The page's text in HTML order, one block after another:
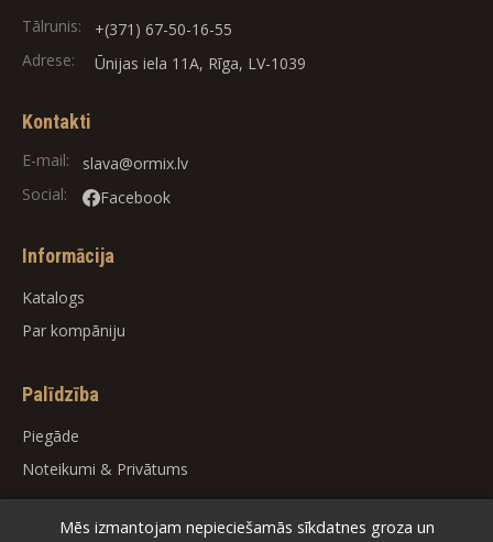
Tālrunis:
+(371) 67-50-16-55
Adrese:
Ūnijas iela 11A, Rīga, LV-1039
Kontakti
E-mail:
slava@ormix.lv
Social:
Facebook
Informācija
Katalogs
Par kompāniju
Palīdzība
Piegāde
Noteikumi & Privātums
Mēs izmantojam nepieciešamās sīkdatnes groza un